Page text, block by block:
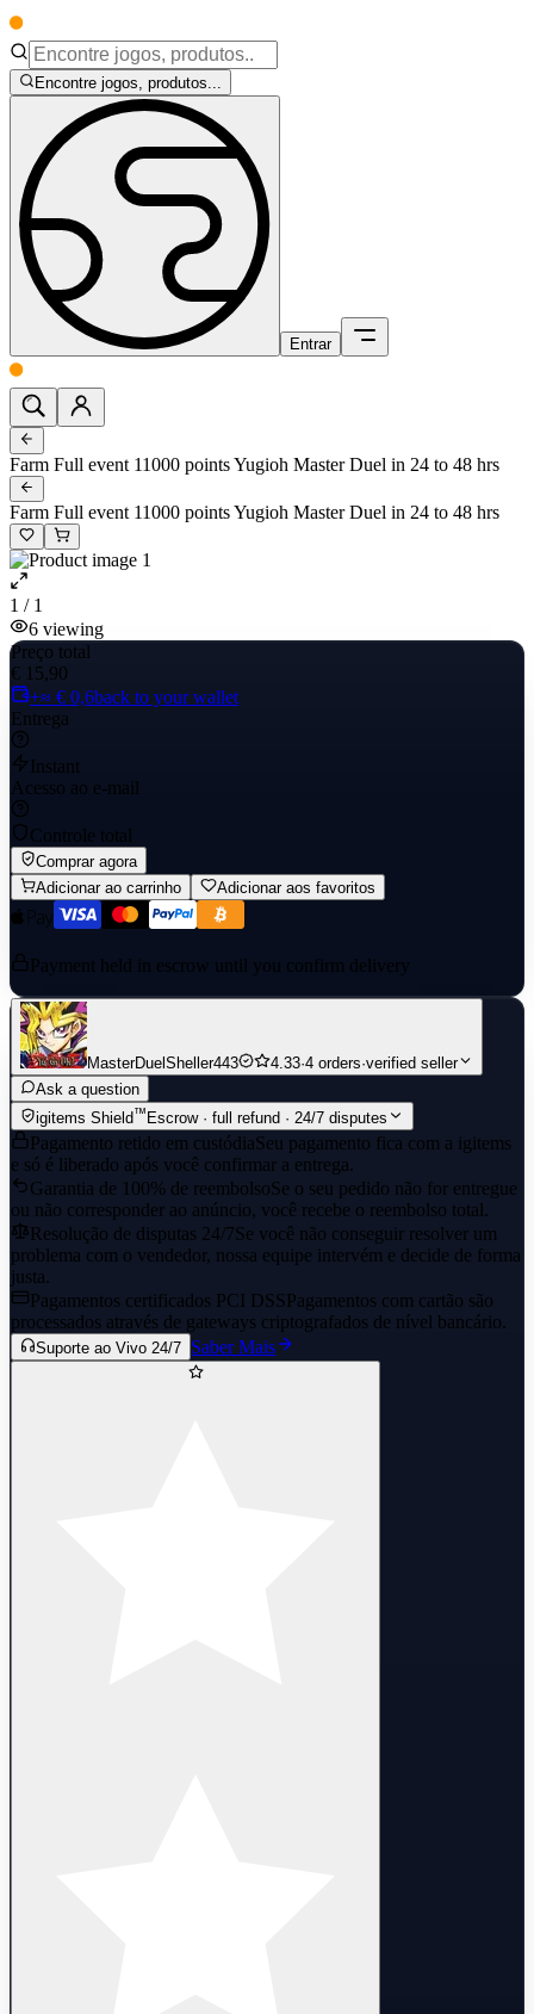
Encontre jogos, produtos...
Entrar
Farm Full event 11000 points Yugioh Master Duel in 24 to 48 hrs
Farm Full event 11000 points Yugioh Master Duel in 24 to 48 hrs
1 / 1
6 viewing
Preço total
€ 15,90
+≈ € 0,6back to your wallet
Entrega
Instant
Acesso ao e-mail
Controle total
Comprar agora
Adicionar ao carrinho
Adicionar aos favoritos
Payment held in escrow until you confirm delivery
MasterDuelSheller443 4.33·4 orders·verified seller
Ask a question
igitems Shield™ Escrow · full refund · 24/7 disputes
Pagamento retido em custódiaSeu pagamento fica com a igitems
e só é liberado após você confirmar a entrega.
Garantia de 100% de reembolsoSe o seu pedido não for entregue
ou não corresponder ao anúncio, você recebe o reembolso total.
Resolução de disputas 24/7Se você não conseguir resolver um
problema com o vendedor, nossa equipe intervém e decide de forma
justa.
Pagamentos certificados PCI DSSPagamentos com cartão são
processados através de gateways criptografados de nível bancário.
Suporte ao Vivo 24/7 Saber Mais